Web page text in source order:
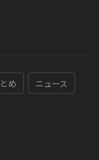
め ニュース